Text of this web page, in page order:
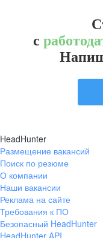
с
HeadHunter
Размещение вакансий
Поиск по резюме
О компании
Наши вакансии
Реклама на сайте
Требования к ПО
Безопасный HeadHunter
HeadHunter API